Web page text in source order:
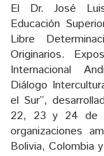
El Dr. José
Educación
Libre
Originarios.
Internacional
Diálogo
el Sur”,
22, 23 y 24 de
organizaciones
Bolivia, Colombia